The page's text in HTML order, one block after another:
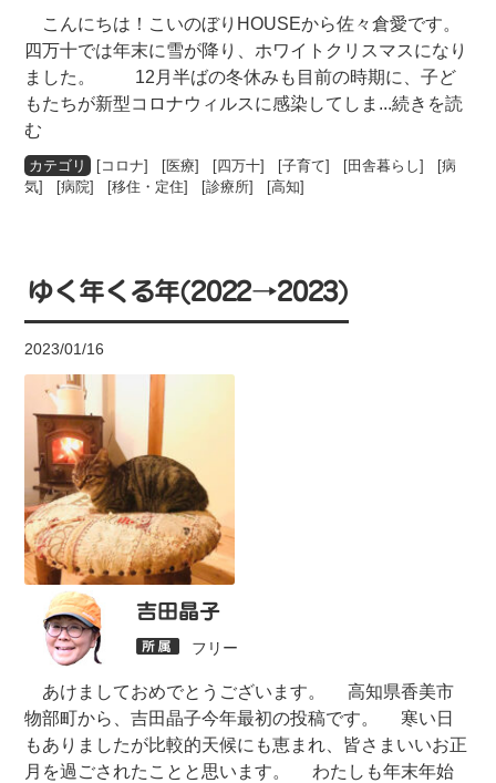
こんにちは！こいのぼりHOUSEから佐々倉愛です。
四万十では年末に雪が降り、ホワイトクリスマスになり
ました。 12月半ばの冬休みも目前の時期に、子ど
もたちが新型コロナウィルスに感染してしま ...続きを読
む
[コロナ] [医療] [四万十] [子育て] [田舎暮らし] [病
気] [病院] [移住・定住] [診療所] [高知]
ゆく年くる年(2022→2023)
2023/01/16
吉田晶子
フリー
あけましておめでとうございます。 高知県香美市
物部町から、吉田晶子今年最初の投稿です。 寒い日
もありましたが比較的天候にも恵まれ、皆さまいいお正
月を過ごされたことと思います。 わたしも年末年始